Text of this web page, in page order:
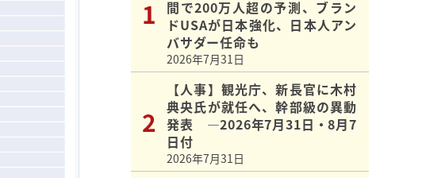
間で200万人超の予測、ブラン
ドUSAが日本強化、日本人アン
バサダー任命も
2026年7月31日
【人事】観光庁、新長官に木村
典央氏が就任へ、幹部級の異動
発表 ―2026年7月31日・8月7
日付
2026年7月31日